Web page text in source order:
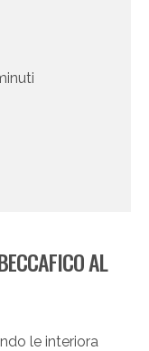
AL
le interiora